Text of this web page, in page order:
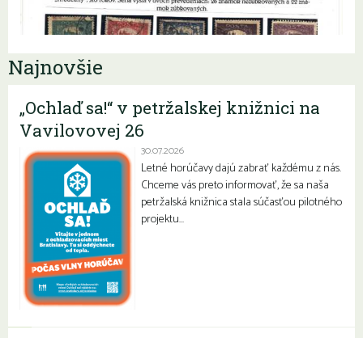
Najnovšie
„Ochlaď sa!“ v petržalskej knižnici na
Vavilovovej 26
30.07.2026
Letné horúčavy dajú zabrať každému z nás.
Chceme vás preto informovať, že sa naša
petržalská knižnica stala súčasťou pilotného
projektu…